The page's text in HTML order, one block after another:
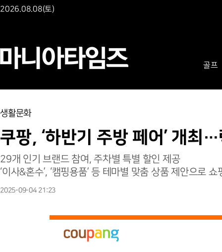
2026.08.08(토)
골프
생활문화
쿠팡, ‘하반기 주방 페어’ 개
29개 인기 브랜드 참여, 주차별 특별 할인 제공
‘이사&혼수’, ‘캠핑용품’ 등 테마별 맞춤 상품 제안으로
2025-09-04 21:23